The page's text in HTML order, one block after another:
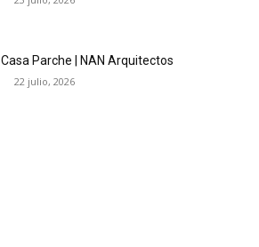
Casa Parche | NAN Arquitectos
22 julio, 2026